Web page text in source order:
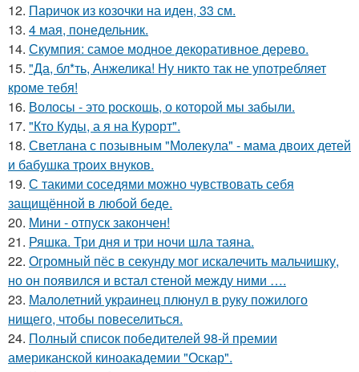
12. Паричок из козочки на иден, 33 см.
13. 4 мая, понедельник.
14. Скумпия: самое модное декоративное дерево.
15. "Да, бл*ть, Анжелика! Ну никто так не употребляет
кроме тебя!
16. Волосы - это роскошь, о которой мы забыли.
17. "Кто Куды, а я на Курорт".
18. Светлана с позывным "Молекула" - мама двоих детей
и бабушка троих внуков.
19. С такими соседями можно чувствовать себя
защищённой в любой беде.
20. Мини - отпуск закончен!
21. Ряшка. Три дня и три ночи шла таяна.
22. Огромный пёс в секунду мог искалечить мальчишку,
но он появился и встал стеной между ними ….
23. Малолетний украинец плюнул в руку пожилого
нищего, чтобы повеселиться.
24. Полный список победителей 98-й премии
американской киноакадемии "Оскар".